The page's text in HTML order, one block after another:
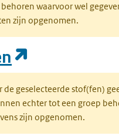
waarvoor wel
zijn opgenomen.
de geselecteerde stof(fen)
echter tot een groep
zijn opgenomen.